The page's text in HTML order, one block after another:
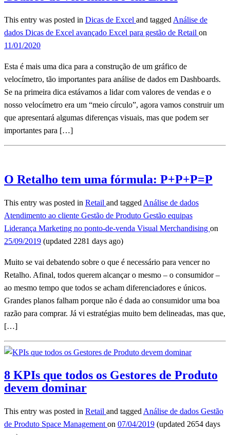
This entry was posted in Dicas de Excel and tagged Análise de
dados Dicas de Excel avançado Excel para gestão de Retail on
11/01/2020
Esta é mais uma dica para a construção de um gráfico de
velocímetro, tão importantes para análise de dados em Dashboards.
Se na primeira dica estávamos a lidar com valores de vendas e o
nosso velocímetro era um “meio círculo”, agora vamos construir um
que apresentará algumas diferenças visuais, mas que podem ser
importantes para […]
O Retalho tem uma fórmula: P+P+P=P
This entry was posted in Retail and tagged Análise de dados
Atendimento ao cliente Gestão de Produto Gestão equipas
Liderança Marketing no ponto-de-venda Visual Merchandising on
25/09/2019 (updated 2281 days ago)
Muito se vai debatendo sobre o que é necessário para vencer no
Retalho. Afinal, todos querem alcançar o mesmo – o consumidor –
ao mesmo tempo que todos se acham diferenciadores e únicos.
Grandes planos falham porque não é dada ao consumidor uma boa
razão para comprar. Já vi estratégias muito bem delineadas, mas que,
[…]
8 KPIs que todos os Gestores de Produto
devem dominar
This entry was posted in Retail and tagged Análise de dados Gestão
de Produto Space Management on 07/04/2019 (updated 2654 days